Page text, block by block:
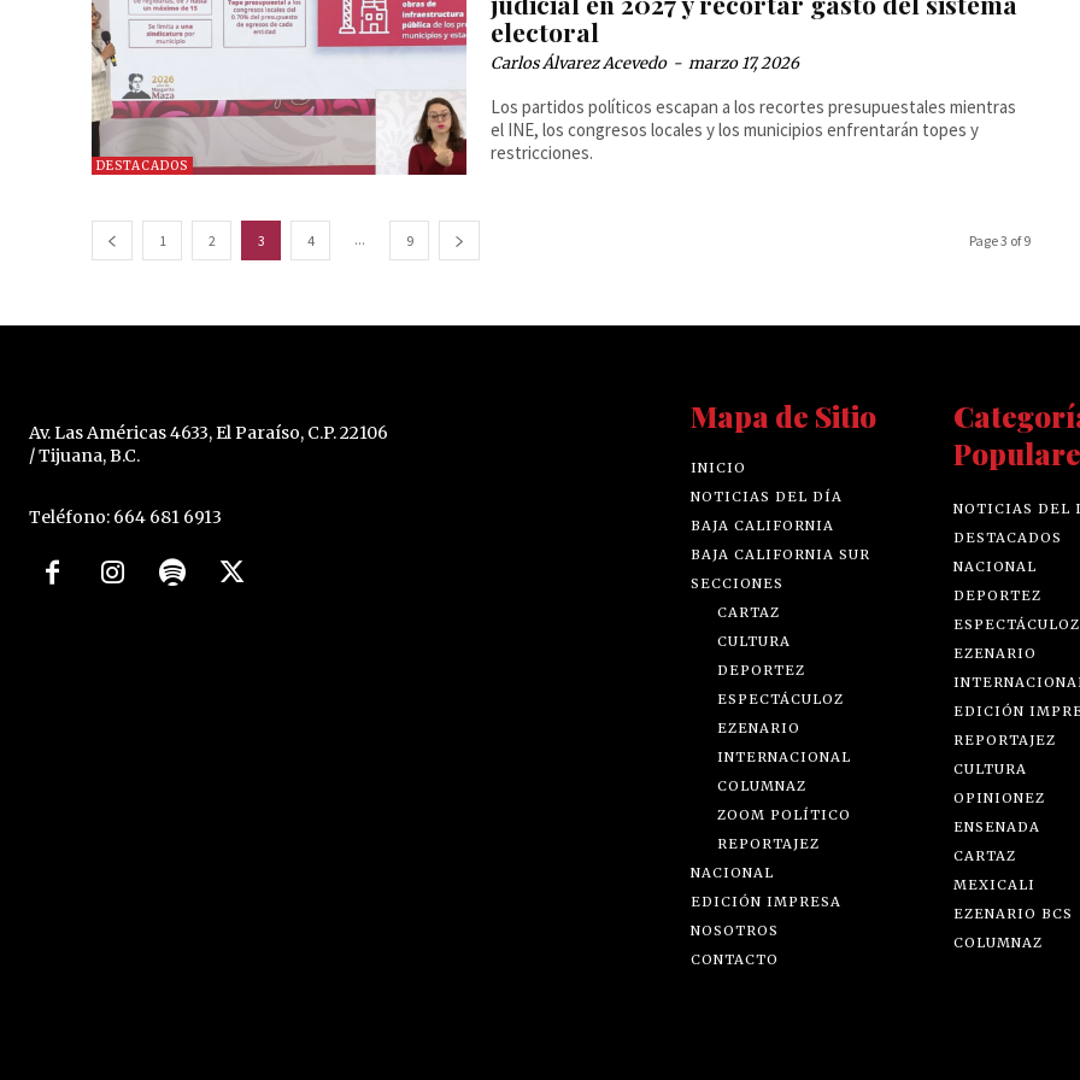
DESTACADOS
electoral
Carlos Álvarez Acevedo - marzo 17, 2026
Los partidos políticos escapan a los recortes presupuestales mientras
el INE, los congresos locales y los municipios enfrentarán topes y
restricciones.
1 2 3 4 ... 9 Page 3 of 9
Av. Las Américas 4633, El Paraíso, C.P. 22106
/ Tijuana, B.C.
Teléfono: 664 681 6913
Mapa de Sitio
INICIO
NOTICIAS DEL DÍA
BAJA CALIFORNIA
BAJA CALIFORNIA SUR
SECCIONES
CARTAZ
CULTURA
DEPORTEZ
ESPECTÁCULOZ
EZENARIO
INTERNACIONAL
COLUMNAZ
ZOOM POLÍTICO
REPORTAJEZ
NACIONAL
EDICIÓN IMPRESA
NOSOTROS
CONTACTO
NOTICIAS DEL
DESTACADOS
NACIONAL
DEPORTEZ
ESPECTÁCULOZ
EZENARIO
EDICIÓN
REPORTAJEZ
CULTURA
OPINIONEZ
ENSENADA
CARTAZ
MEXICALI
EZENARIO BCS
COLUMNAZ